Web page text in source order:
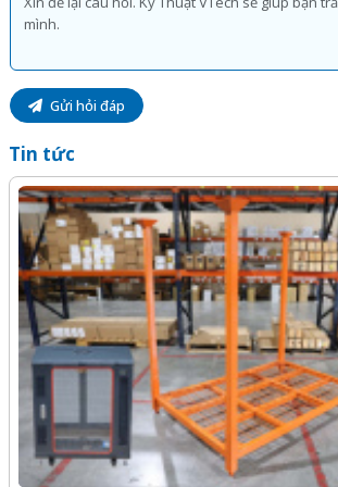
Amazon Alexa. Đôi khi bạn không cần phải
cần phải mất công di chuyển xa mới có
bóng đèn của mình.
MUA NGAY
Giao nhanh từ 2 giờ trong nội
Công nghệ vượt trội
Chip IoT Dual Core độc quyền tăng
Thời gian phản hồi <0,2s
Tự động cập nhật tính năng mới
Công suất cao lên tới 2500W
Gửi hỏi đáp
Tin tức